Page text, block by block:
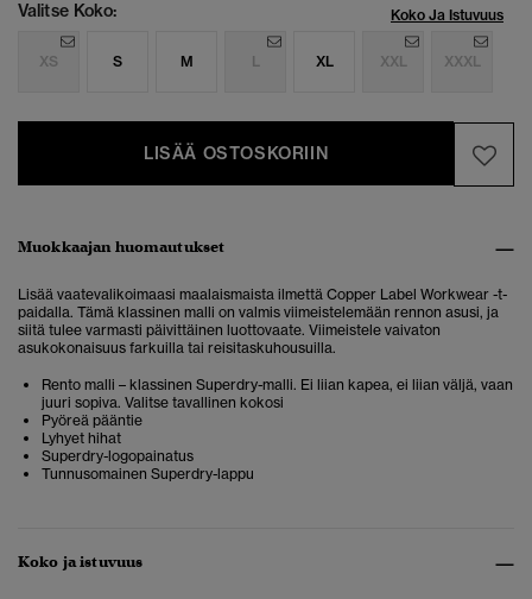
Valitse Koko: Koko Ja Istuvuus
XS S M L XL XXL XXXL
LISÄÄ OSTOSKORIIN
Muokkaajan huomautukset
Lisää vaatevalikoimaasi maalaismaista ilmettä Copper Label Workwear -t-
paidalla. Tämä klassinen malli on valmis viimeistelemään rennon asusi, ja
siitä tulee varmasti päivittäinen luottovaate. Viimeistele vaivaton
asukokonaisuus farkuilla tai reisitaskuhousuilla.
Rento malli – klassinen Superdry-malli. Ei liian kapea, ei liian väljä, vaan
juuri sopiva. Valitse tavallinen kokosi
Pyöreä pääntie
Lyhyet hihat
Superdry-logopainatus
Tunnusomainen Superdry-lappu
Koko ja istuvuus